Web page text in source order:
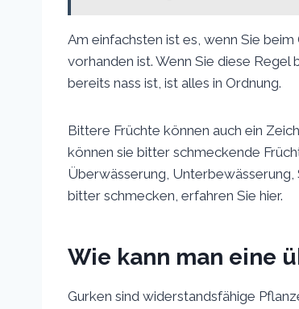
Am einfachsten ist es, wenn Sie
vorhanden ist. Wenn Sie diese
bereits nass ist, ist alles in Ordnung.
Bittere Früchte können auch ein
können sie bitter schmeckende
Überwässerung, Unterbewässerung,
bitter schmecken, erfahren Sie hier.
Wie kann man eine
Gurken sind widerstandsfähige